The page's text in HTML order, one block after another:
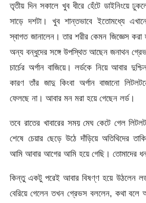
তৃতীয় দিন সকালে খুব ধীরে হেঁটে ডাইনিংয়ে
সাড়ে দশটা। খুব শান্তভাবে ইতোমধ্যে
স্বাগত জানালেন। তার শরীর কেমন জিজ্ঞেস
অন্য বন্ধুদের সঙ্গে উপস্থিত আছেন জনাথন
চার্চের অর্গান বাজিয়ে। লর্ডকে নিয়ে আবার
কারণ তাঁর জাদু কিংবা অর্গান বাজানো
ফেলছে না। আবার মন মরা হয়ে গেছেন লর্ড।
তবে রাতের খাবারের সময় মেঘ কেটে গেল
শেষে চেয়ার ছেড়ে উঠে দাঁড়িয়ে অতিথিদের
আমি আবার আগের আমি হয়ে গেছি। তোমাদের
কিন্তু একটু পরেই আবার বিষণ্ণ হয়ে উঠলেন
বেরিয়ে গেলেন তখন গ্রেভস বললেন, কথা বলে